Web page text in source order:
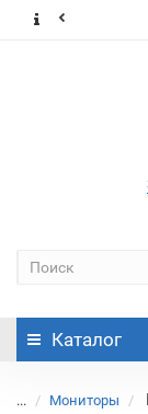
Каталог
... Мониторы